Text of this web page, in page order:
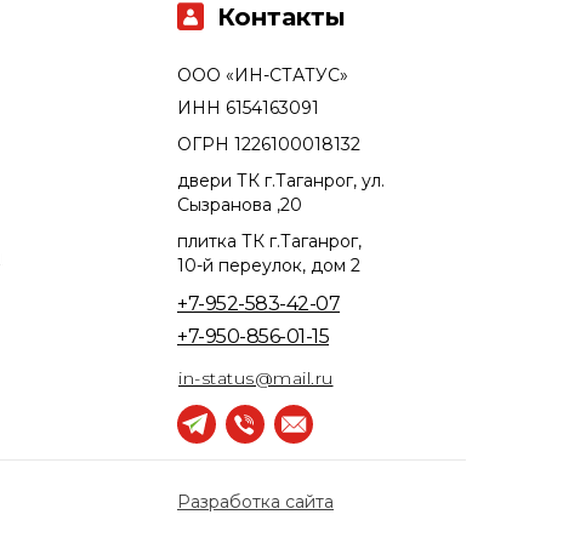
+7-950-856-01-15
+7-952-583-42-07
ООО «ИН-СТАТУС»
плитка ТК г.Таганрог,
10-й переулок, дом 2
двери ТК г.Таганрог, ул.
Сызранова ,20
ОГРН 1226100018132
ИНН 6154163091
Разработка сайта
in-status@mail.ru
Контакты